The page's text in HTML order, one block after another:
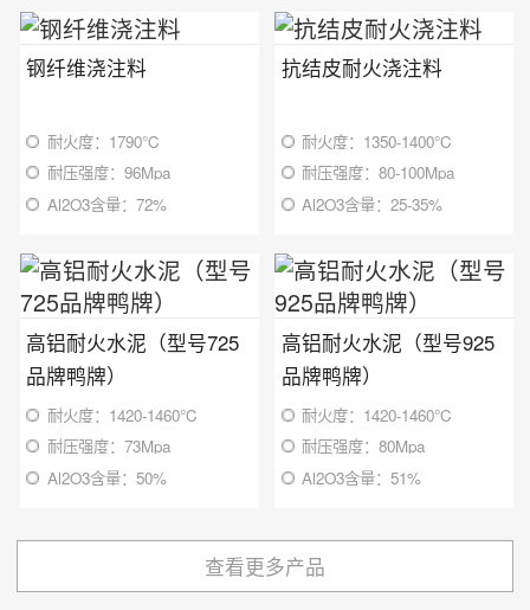
钢纤维浇注料
耐火度：1790℃
耐压强度：96Mpa
Al2O3含量：72%
抗结皮耐火浇注料
耐火度：1350-1400℃
耐压强度：80-100Mpa
Al2O3含量：25-35%
高铝耐火水泥（型号725
品牌鸭牌）
耐火度：1420-1460℃
耐压强度：73Mpa
Al2O3含量：50%
高铝耐火水泥（型号925
品牌鸭牌）
耐火度：1420-1460℃
耐压强度：80Mpa
Al2O3含量：51%
查看更多产品